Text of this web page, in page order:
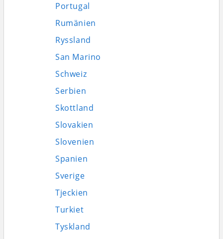
Portugal
Rumänien
Ryssland
San Marino
Schweiz
Serbien
Skottland
Slovakien
Slovenien
Spanien
Sverige
Tjeckien
Turkiet
Tyskland